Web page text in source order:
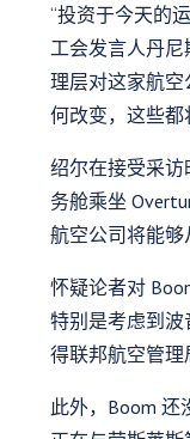
“投资于今天的
工会发言人丹尼
理层对这家航
何改变，这些都
绍尔在接受采访
务舱乘坐
航空公司将能够
怀疑论者对
特别是考虑到
得联邦航空管理
此外，Boom 还